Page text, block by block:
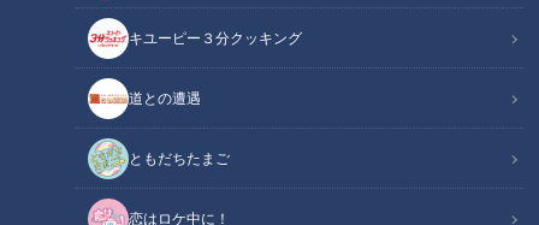
キユーピー３分クッキング
道との遭遇
ともだちたまご
恋はロケ中に！
「味噌純烈」と命名！？ 純烈のライブに乱入した局アナ、リーダー酒井
から与えられた任務とは？
この記事の画像